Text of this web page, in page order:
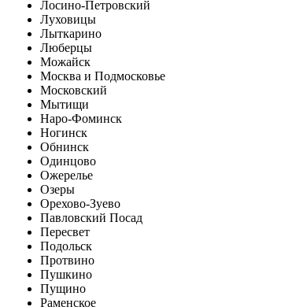
Лосино-Петровский
Луховицы
Лыткарино
Люберцы
Можайск
Москва и Подмосковье
Московский
Мытищи
Наро-Фоминск
Ногинск
Обнинск
Одинцово
Ожерелье
Озеры
Орехово-Зуево
Павловский Посад
Пересвет
Подольск
Протвино
Пушкино
Пущино
Раменское